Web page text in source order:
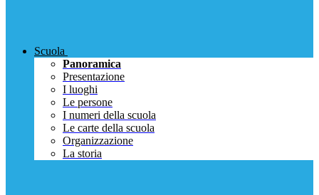
Scuola
Panoramica
Presentazione
I luoghi
Le persone
I numeri della scuola
Le carte della scuola
Organizzazione
La storia